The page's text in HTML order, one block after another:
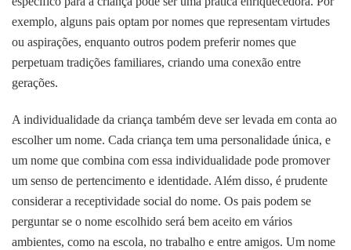
exemplo, alguns pais optam por nomes que representam virtudes
ou aspirações, enquanto outros podem preferir nomes que
perpetuam tradições familiares, criando uma conexão entre
gerações.
A individualidade da criança também deve ser levada em conta ao
escolher um nome. Cada criança tem uma personalidade única, e
um nome que combina com essa individualidade pode promover
um senso de pertencimento e identidade. Além disso, é prudente
considerar a receptividade social do nome. Os pais podem se
perguntar se o nome escolhido será bem aceito em vários
ambientes, como na escola, no trabalho e entre amigos. Um nome